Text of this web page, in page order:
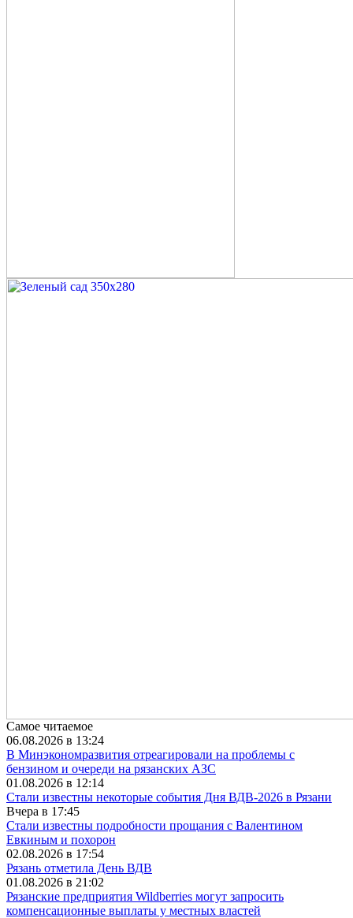
Самое читаемое
06.08.2026 в 13:24
В Минэкономразвития отреагировали на проблемы с
бензином и очереди на рязанских АЗС
01.08.2026 в 12:14
Стали известны некоторые события Дня ВДВ-2026 в Рязани
Вчера в 17:45
Стали известны подробности прощания с Валентином
Евкиным и похорон
02.08.2026 в 17:54
Рязань отметила День ВДВ
01.08.2026 в 21:02
Рязанские предприятия Wildberries могут запросить
компенсационные выплаты у местных властей